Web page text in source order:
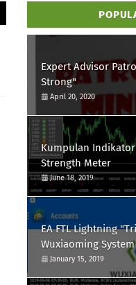
Expert Advisor
Strong"
April 20, 2020
Kumpulan Indikator
Strength Meter
June 18, 2019
EA FTL Lightning
Wuxiaoming
January 15, 2019